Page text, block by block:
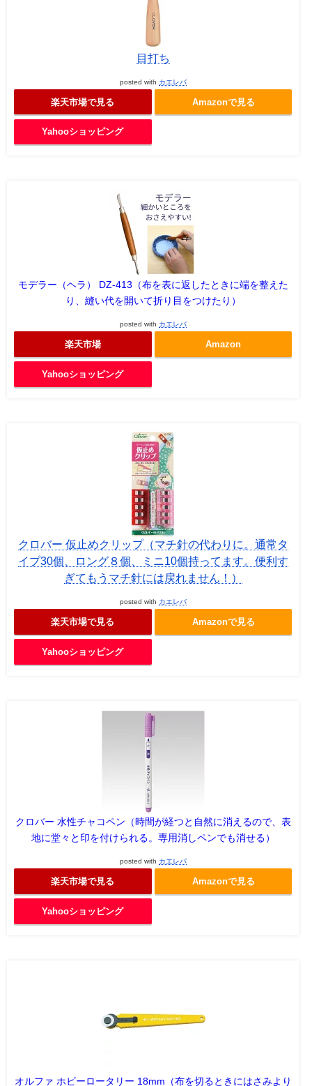
目打ち
posted with カエレバ
楽天市場で見る Amazonで見る
Yahooショッピング
モデラー（ヘラ） DZ-413（布を表に返したときに端を整えた
り、縫い代を開いて折り目をつけたり）
posted with カエレバ
楽天市場 Amazon
Yahooショッピング
クロバー 仮止めクリップ（マチ針の代わりに。通常タ
イプ30個、ロング８個、ミニ10個持ってます。便利す
ぎてもうマチ針には戻れません！）
posted with カエレバ
楽天市場で見る Amazonで見る
Yahooショッピング
クロバー 水性チャコペン（時間が経つと自然に消えるので、表
地に堂々と印を付けられる。専用消しペンでも消せる）
posted with カエレバ
楽天市場で見る Amazonで見る
Yahooショッピング
オルファ ホビーロータリー 18mm（布を切るときにはさみより